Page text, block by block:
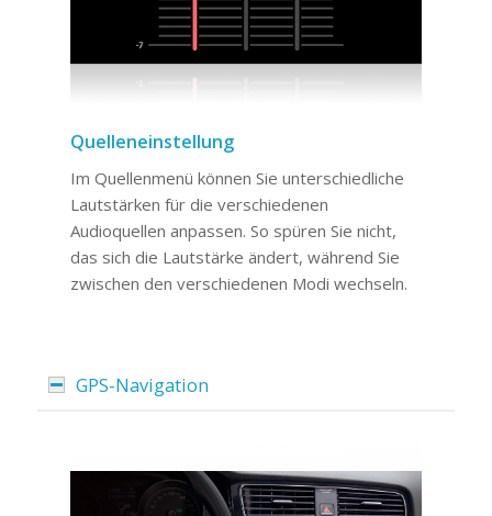
Quelleneinstellung
Im Quellenmenü können Sie unterschiedliche
Lautstärken für die verschiedenen
Audioquellen anpassen. So spüren Sie nicht,
das sich die Lautstärke ändert, während Sie
zwischen den verschiedenen Modi wechseln.
GPS-Navigation